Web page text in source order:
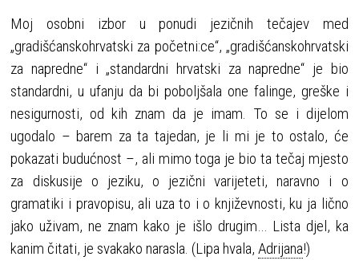
Moj osobni izbor u ponudi jezičnih tečajev med
„gradišćanskohrvatski za početni:ce“, „gradišćanskohrvatski
za napredne“ i „standardni hrvatski za napredne“ je bio
standardni, u ufanju da bi poboljšala one falinge, greške i
nesigurnosti, od kih znam da je imam. To se i dijelom
ugodalo – barem za ta tajedan, je li mi je to ostalo, će
pokazati budućnost –, ali mimo toga je bio ta tečaj mjesto
za diskusije o jeziku, o jezični varijeteti, naravno i o
gramatiki i pravopisu, ali uza to i o književnosti, ku ja lično
jako uživam, ne znam kako je išlo drugim… Lista djel, ka
kanim čitati, je svakako narasla. (Lipa hvala,Adrijana!)